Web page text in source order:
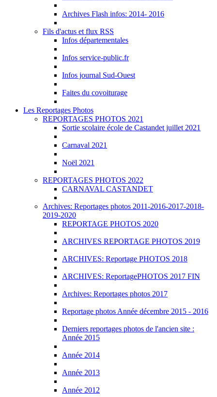
Archives Flash infos: 2014- 2016
Fils d'actus et flux RSS
Infos départementales
Infos service-public.fr
Infos journal Sud-Ouest
Faites du covoiturage
Les Reportages Photos
REPORTAGES PHOTOS 2021
Sortie scolaire école de Castandet juillet 2021
Carnaval 2021
Noël 2021
REPORTAGES PHOTOS 2022
CARNAVAL CASTANDET
Archives: Reportages photos 2011-2016-2017-2018-
2019-2020
REPORTAGE PHOTOS 2020
ARCHIVES REPORTAGE PHOTOS 2019
ARCHIVES: Reportage PHOTOS 2018
ARCHIVES: ReportagePHOTOS 2017 FIN
Archives: Reportages photos 2017
Reportage photos Année décembre 2015 - 2016
Derniers reportages photos de l'ancien site :
Année 2015
Année 2014
Année 2013
Année 2012